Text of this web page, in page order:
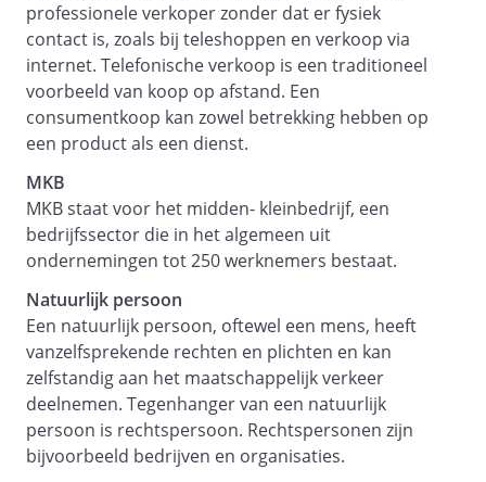
Artikel 10 - Contractduur opdracht
Artikel 11 - Wijziging van de
overeenkomst
Artikel 12 - Overmacht
Artikel 13 - Verrekening
Artikel 14 - Opschorting
Artikel 15 - Overdracht van rechten
Artikel 16 - Verval van de vordering
Artikel 17 - Garantie
professionele verkoper zonder dat er fysiek
contact is, zoals bij teleshoppen en verkoop via
internet. Telefonische verkoop is een traditioneel
voorbeeld van koop op afstand. Een
consumentkoop kan zowel betrekking hebben op
een product als een dienst.
MKB
MKB staat voor het midden- kleinbedrijf, een
bedrijfssector die in het algemeen uit
ondernemingen tot 250 werknemers bestaat.
Natuurlijk persoon
Een natuurlijk persoon, oftewel een mens, heeft
vanzelfsprekende rechten en plichten en kan
zelfstandig aan het maatschappelijk verkeer
deelnemen. Tegenhanger van een natuurlijk
persoon is rechtspersoon. Rechtspersonen zijn
bijvoorbeeld bedrijven en organisaties.